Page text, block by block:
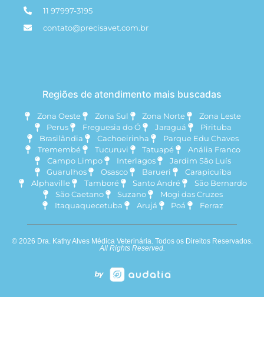
11 97997-3195
contato@precisavet.com.br
Regiões de atendimento mais buscadas
Zona Oeste Zona Sul Zona Norte
Zona Leste
Perus
Freguesia do Ó Jaraguá
Pirituba
Brasilândia
Cachoeirinha
Parque Edu Chaves
Tremembé
Tucuruvi Tatuapé
Anália Franco
Campo Limpo
Interlagos
Jardim São Luís
Guarulhos
Osasco Barueri
Carapicuíba
Alphaville
Tamboré Santo André
São Bernardo
São Caetano
Suzano
Mogi das Cruzes
Itaquaquecetuba
Arujá Poá Ferraz
© 2026 Dra. Kathy Alves Médica Veterinária. Todos os Direitos Reservados.
All Rights Reserved.